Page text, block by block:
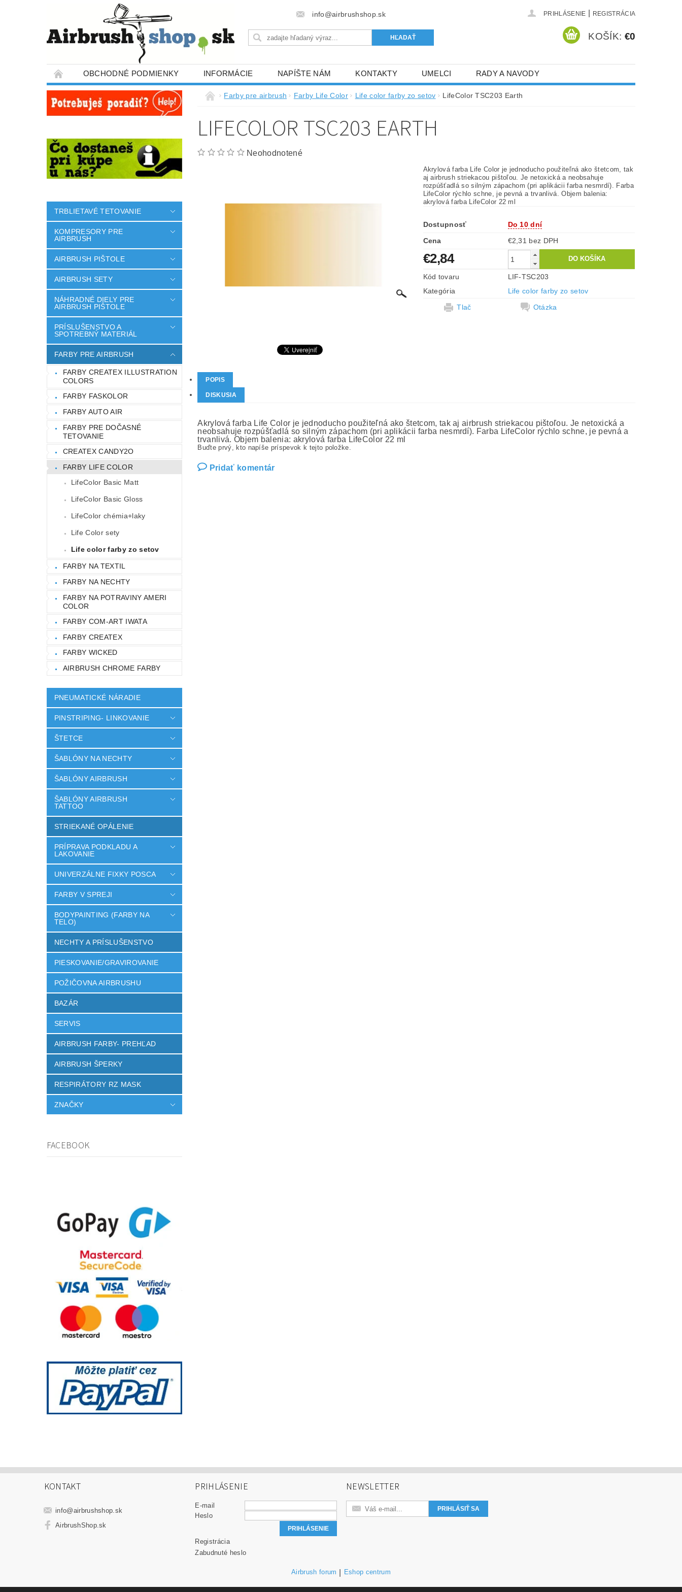
info@airbrushshop.sk PRIHLÁSENIE REGISTRÁCIA
KOŠÍK: €0
OBCHODNÉ PODMIENKY INFORMÁCIE NAPÍŠTE NÁM KONTAKTY UMELCI RADY A NAVODY
TRBLIETAVÉ TETOVANIE
KOMPRESORY PRE
AIRBRUSH
AIRBRUSH PIŠTOLE
AIRBRUSH SETY
NÁHRADNÉ DIELY PRE
AIRBRUSH PIŠTOLE
PRÍSLUŠENSTVO A
SPOTREBNÝ MATERIÁL
FARBY PRE AIRBRUSH
FARBY CREATEX ILLUSTRATION
COLORS
FARBY FASKOLOR
FARBY AUTO AIR
FARBY PRE DOČASNÉ
TETOVANIE
CREATEX CANDY2O
FARBY LIFE COLOR
LifeColor Basic Matt
LifeColor Basic Gloss
LifeColor chémia+laky
Life Color sety
Life color farby zo setov
FARBY NA TEXTIL
FARBY NA NECHTY
FARBY NA POTRAVINY AMERI
COLOR
FARBY COM-ART IWATA
FARBY CREATEX
FARBY WICKED
AIRBRUSH CHROME FARBY
PNEUMATICKÉ NÁRADIE
PINSTRIPING- LINKOVANIE
ŠTETCE
ŠABLÓNY NA NECHTY
ŠABLÓNY AIRBRUSH
ŠABLÓNY AIRBRUSH
TATTOO
STRIEKANÉ OPÁLENIE
PRÍPRAVA PODKLADU A
LAKOVANIE
UNIVERZÁLNE FIXKY POSCA
FARBY V SPREJI
BODYPAINTING (FARBY NA
TELO)
NECHTY A PRÍSLUŠENSTVO
PIESKOVANIE/GRAVIROVANIE
POŽIČOVNA AIRBRUSHU
BAZÁR
SERVIS
AIRBRUSH FARBY- PREHĽAD
AIRBRUSH ŠPERKY
RESPIRÁTORY RZ MASK
ZNAČKY
FACEBOOK
Farby pre airbrush Farby Life Color Life color farby zo setov LifeColor TSC203 Earth
LIFECOLOR TSC203 EARTH
Neohodnotené
Akrylová farba Life Color je jednoducho použiteľná ako štetcom, tak
aj airbrush striekacou pištoľou. Je netoxická a neobsahuje
rozpúšťadlá so silným zápachom (pri aplikácii farba nesmrdí). Farba
LifeColor rýchlo schne, je pevná a trvanlivá. Objem balenia:
akrylová farba LifeColor 22 ml
Dostupnosť
Do 10 dní
Cena
€2,31 bez DPH
€2,84
Kód tovaru
LIF-TSC203
Kategória
Life color farby zo setov
Tlač
Otázka
POPIS
DISKUSIA
Akrylová farba Life Color je jednoducho použiteľná ako štetcom, tak aj airbrush striekacou pištoľou. Je netoxická a
neobsahuje rozpúšťadlá so silným zápachom (pri aplikácii farba nesmrdí). Farba LifeColor rýchlo schne, je pevná a
trvanlivá. Objem balenia: akrylová farba LifeColor 22 ml
Buďte prvý, kto napíše príspevok k tejto položke.
Pridať komentár
KONTAKT
info@airbrushshop.sk
AirbrushShop.sk
PRIHLÁSENIE
E-mail
Heslo
Registrácia
Zabudnuté heslo
NEWSLETTER
Airbrush forum Eshop centrum